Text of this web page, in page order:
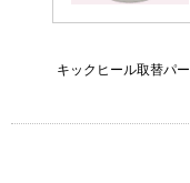
キックヒール取替パ